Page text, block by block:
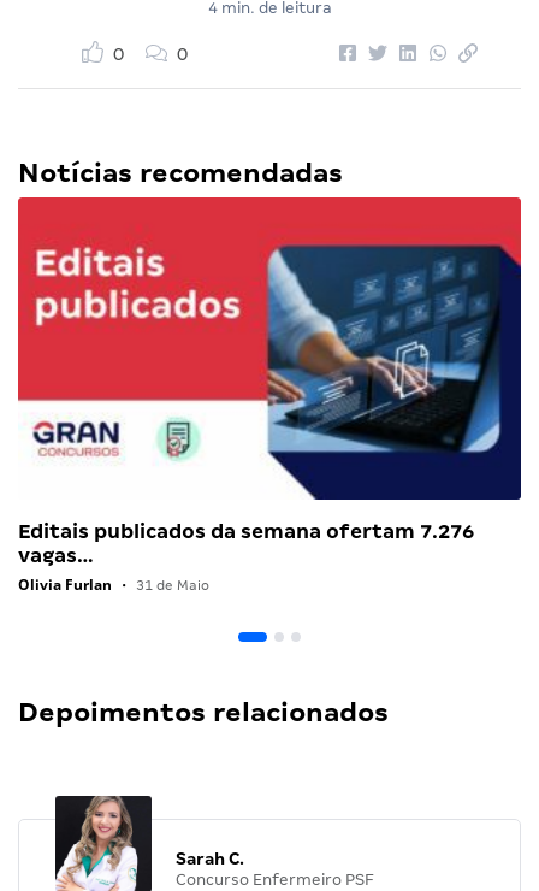
4 min. de leitura
0 0
Notícias recomendadas
Editais publicados da semana ofertam 7.276
vagas…
Olivia Furlan • 31 de Maio
Depoimentos relacionados
Sarah C.
Concurso Enfermeiro PSF